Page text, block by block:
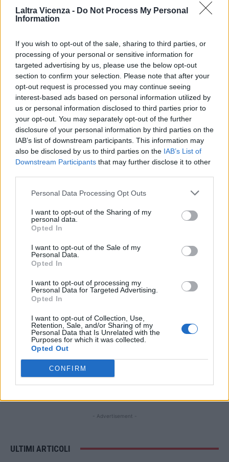
Laltra Vicenza - Do Not Process My Personal
Information
If you wish to opt-out of the sale, sharing to third parties, or
processing of your personal or sensitive information for
targeted advertising by us, please use the below opt-out
section to confirm your selection. Please note that after your
opt-out request is processed you may continue seeing
interest-based ads based on personal information utilized by
us or personal information disclosed to third parties prior to
your opt-out. You may separately opt-out of the further
disclosure of your personal information by third parties on the
IAB’s list of downstream participants. This information may
also be disclosed by us to third parties on the IAB’s List of
Downstream Participants that may further disclose it to other
Personal Data Processing Opt Outs
I want to opt-out of the Sharing of my
personal data.
Opted In
I want to opt-out of the Sale of my
Personal Data.
Opted In
I want to opt-out of processing my
Personal Data for Targeted Advertising.
Opted In
I want to opt-out of Collection, Use,
Retention, Sale, and/or Sharing of my
Personal Data that Is Unrelated with the
Purposes for which it was collected.
Opted Out
CONFIRM
——
Fonte:A Palazzo Cordellina dal 18 al 20 luglio la residenza
artistica di Bacàn, Comune di Vicenza
Palazzo Cordellina
Facebook Twitter
Circuito museale cittadino,
ingresso gratuito agli studenti del
Conservatorio Pedrollo
Con “Viva Verdi” lunedì 17 luglio
torna la musica lirica in piazza dei
STAY CONNECTED
Fans Follower
- Advertisement -
- Advertisement -
ULTIMI ARTICOLI